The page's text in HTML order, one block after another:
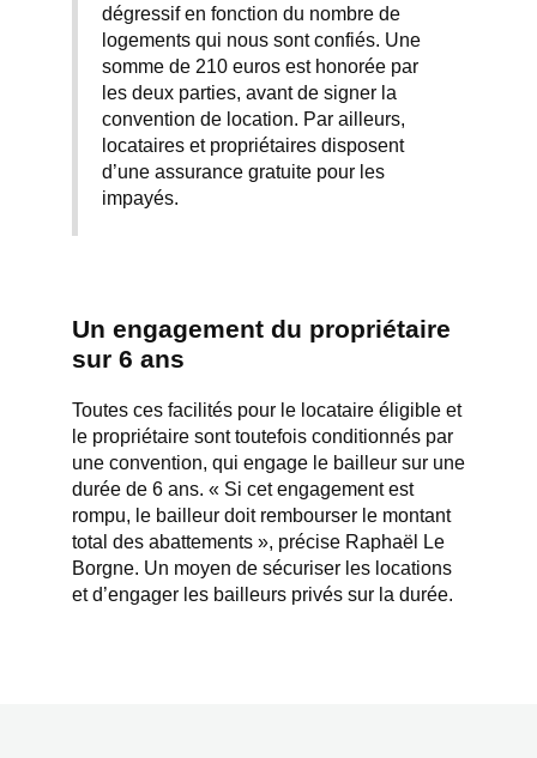
dégressif en fonction du nombre de
logements qui nous sont confiés. Une
somme de 210 euros est honorée par
les deux parties, avant de signer la
convention de location. Par ailleurs,
locataires et propriétaires disposent
d’une assurance gratuite pour les
impayés.
Un engagement du propriétaire
sur 6 ans
Toutes ces facilités pour le locataire éligible et
le propriétaire sont toutefois conditionnés par
une convention, qui engage le bailleur sur une
durée de 6 ans. « Si cet engagement est
rompu, le bailleur doit rembourser le montant
total des abattements », précise Raphaël Le
Borgne. Un moyen de sécuriser les locations
et d’engager les bailleurs privés sur la durée.